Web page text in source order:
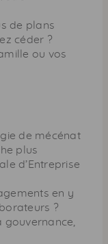
de plans
céder ?
ou vos
de mécénat
plus
d’Entreprise
en y
?